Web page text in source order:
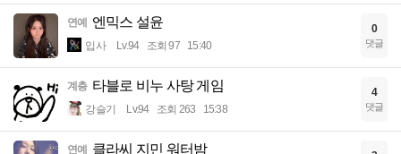
연예 엔믹스 설윤
입사 Lv.94 조회 97 15:40
0
댓글
계층 타블로 비누 사탕 게임
강슬기 Lv.94 조회 263 15:38
4
댓글
연예 클라씨 지민 워터밤